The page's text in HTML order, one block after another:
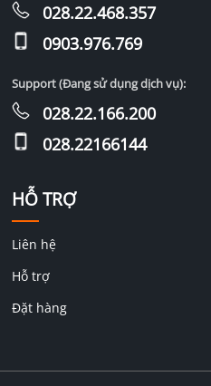
HỖ TRỢ
Liên hệ
Hỗ trợ
Đặt hàng
028.22.468.357
0903.976.769
Support (Đang sử dụng dịch vụ):
028.22.166.200
028.22166144